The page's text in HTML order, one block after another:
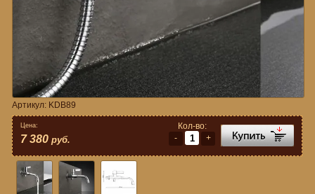
Артикул: KDB89
Кол-во:
-
+
Цена:
7 380 руб.